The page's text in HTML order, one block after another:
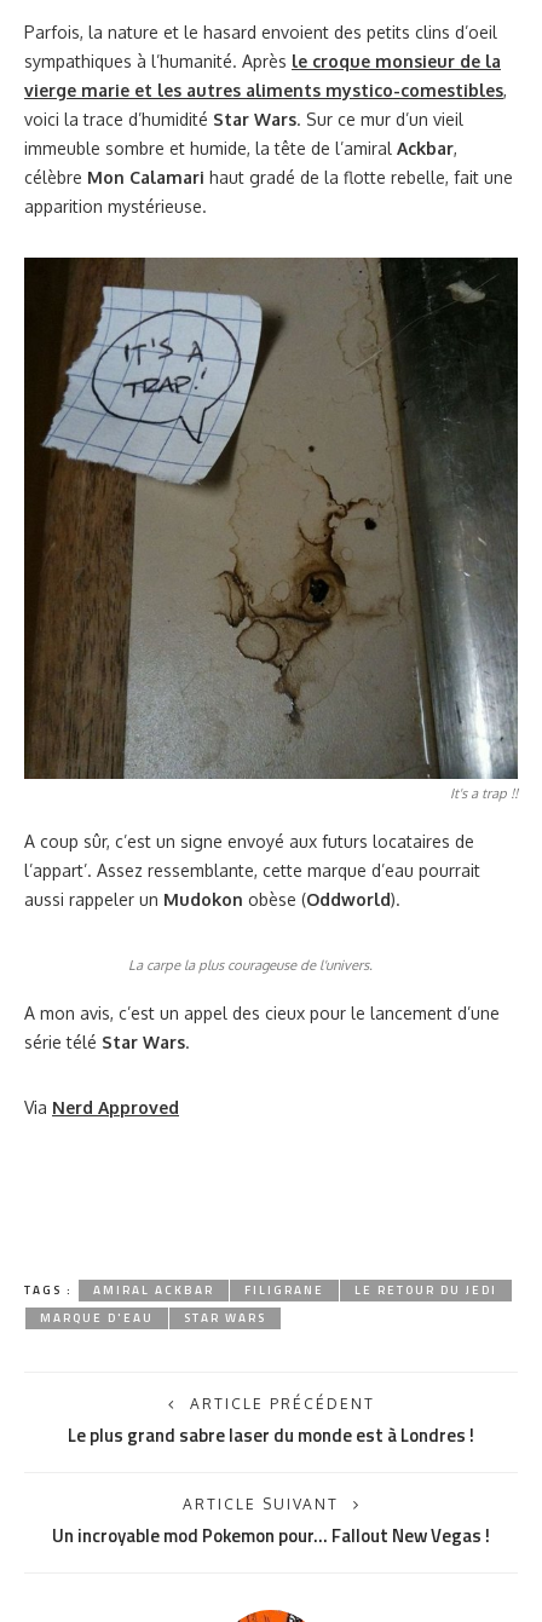
Parfois, la nature et le hasard envoient des petits clins d’oeil
sympathiques à l’humanité. Après le croque monsieur de la
vierge marie et les autres aliments mystico-comestibles,
voici la trace d’humidité Star Wars. Sur ce mur d’un vieil
immeuble sombre et humide, la tête de l’amiral Ackbar,
célèbre Mon Calamari haut gradé de la flotte rebelle, fait une
apparition mystérieuse.
It's a trap !!
A coup sûr, c’est un signe envoyé aux futurs locataires de
l’appart’. Assez ressemblante, cette marque d’eau pourrait
aussi rappeler un Mudokon obèse (Oddworld).
La carpe la plus courageuse de l'univers.
A mon avis, c’est un appel des cieux pour le lancement d’une
série télé Star Wars.
Via Nerd Approved
TAGS : AMIRAL ACKBAR FILIGRANE
LE RETOUR DU JEDI
MARQUE D'EAU
STAR WARS
ARTICLE PRÉCÉDENT
Le plus grand sabre laser du monde est à Londres !
ARTICLE SUIVANT
Un incroyable mod Pokemon pour… Fallout New Vegas !